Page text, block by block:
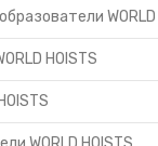
WORLD
HOISTS